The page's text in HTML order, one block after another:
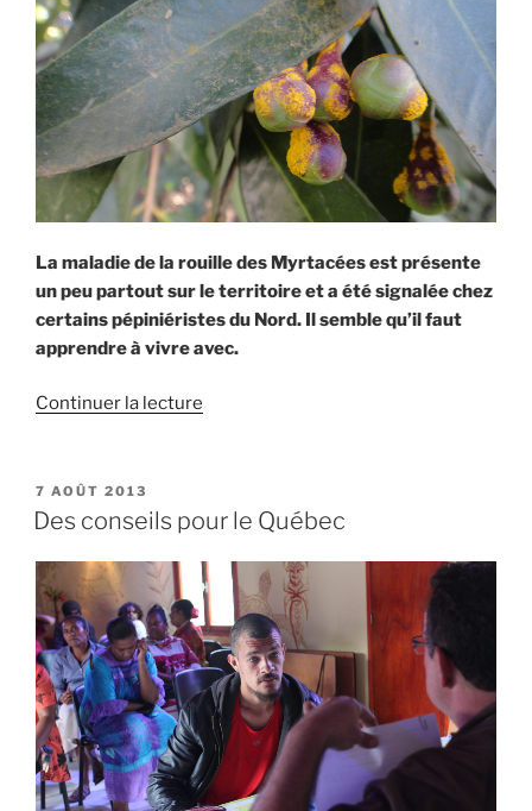
La maladie de la rouille des Myrtacées est présente
un peu partout sur le territoire et a été signalée chez
certains pépiniéristes du Nord. Il semble qu’il faut
apprendre à vivre avec.
Continuer la lecture
PUBLIÉ
LE
7 AOÛT 2013
Des conseils pour le Québec